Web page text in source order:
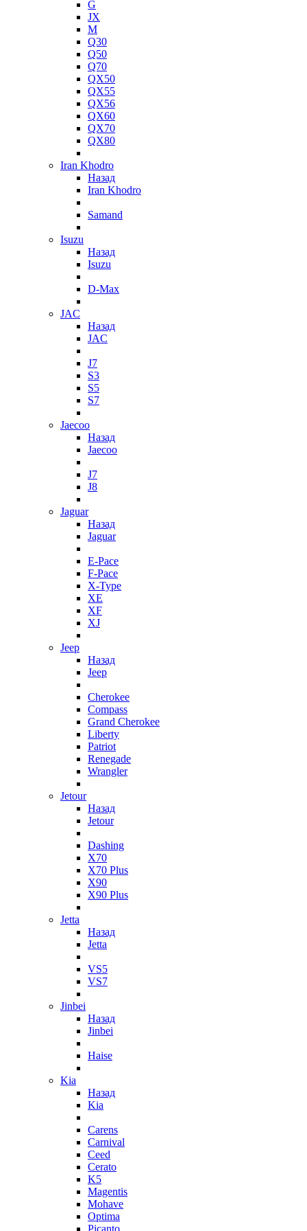
G
JX
M
Q30
Q50
Q70
QX50
QX55
QX56
QX60
QX70
QX80
Iran Khodro
Назад
Iran Khodro
Samand
Isuzu
Назад
Isuzu
D-Max
JAC
Назад
JAC
J7
S3
S5
S7
Jaecoo
Назад
Jaecoo
J7
J8
Jaguar
Назад
Jaguar
E-Pace
F-Pace
X-Type
XE
XF
XJ
Jeep
Назад
Jeep
Cherokee
Compass
Grand Cherokee
Liberty
Patriot
Renegade
Wrangler
Jetour
Назад
Jetour
Dashing
X70
X70 Plus
X90
X90 Plus
Jetta
Назад
Jetta
VS5
VS7
Jinbei
Назад
Jinbei
Haise
Kia
Назад
Kia
Carens
Carnival
Ceed
Cerato
K5
Magentis
Mohave
Optima
Picanto